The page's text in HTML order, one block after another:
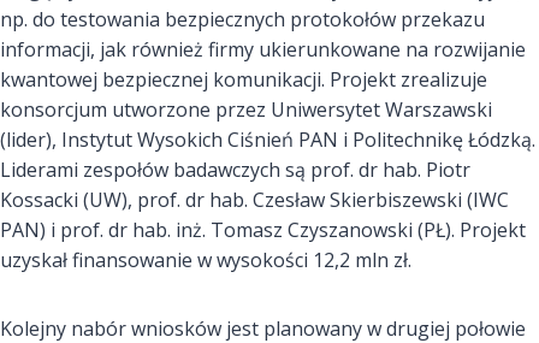
np. do testowania bezpiecznych protokołów przekazu
informacji, jak również firmy ukierunkowane na rozwijanie
kwantowej bezpiecznej komunikacji. Projekt zrealizuje
konsorcjum utworzone przez Uniwersytet Warszawski
(lider), Instytut Wysokich Ciśnień PAN i Politechnikę Łódzką.
Liderami zespołów badawczych są prof. dr hab. Piotr
Kossacki (UW), prof. dr hab. Czesław Skierbiszewski (IWC
PAN) i prof. dr hab. inż. Tomasz Czyszanowski (PŁ). Projekt
uzyskał finansowanie w wysokości 12,2 mln zł.
Kolejny nabór wniosków jest planowany w drugiej połowie